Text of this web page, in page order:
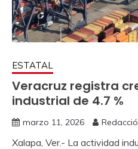
ESTATAL
Veracruz registra
industrial de 4.7 %
marzo 11, 2026
Xalapa, Ver.- La actividad